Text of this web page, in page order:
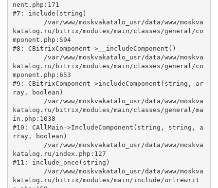
nent.php:171
#7: include(string)
katalog.ru/bitrix/modules/main/classes/general/co
mponent.php:594
#8: CBitrixComponent->__includeComponent()
katalog.ru/bitrix/modules/main/classes/general/co
mponent.php:653
#9: CBitrixComponent->includeComponent(string, ar
ray, boolean)
katalog.ru/bitrix/modules/main/classes/general/ma
in.php:1038
#10: CAllMain->IncludeComponent(string, string, a
rray, boolean)
katalog.ru/index.php:127
#11: include_once(string)
katalog.ru/bitrix/modules/main/include/urlrewrit